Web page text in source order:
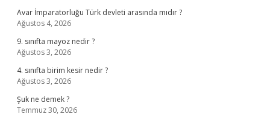
Avar İmparatorluğu Türk devleti arasında mıdır ?
Ağustos 4, 2026
9. sınıfta mayoz nedir ?
Ağustos 3, 2026
4. sınıfta birim kesir nedir ?
Ağustos 3, 2026
Şuk ne demek ?
Temmuz 30, 2026